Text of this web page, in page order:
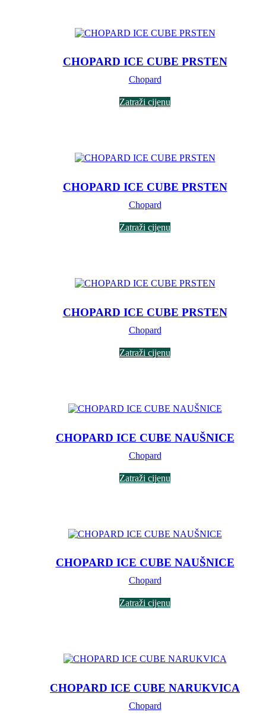
CHOPARD ICE CUBE PRSTEN
Chopard
Zatraži cijenu
CHOPARD ICE CUBE PRSTEN
Chopard
Zatraži cijenu
CHOPARD ICE CUBE PRSTEN
Chopard
Zatraži cijenu
CHOPARD ICE CUBE NAUŠNICE
Chopard
Zatraži cijenu
CHOPARD ICE CUBE NAUŠNICE
Chopard
Zatraži cijenu
CHOPARD ICE CUBE NARUKVICA
Chopard